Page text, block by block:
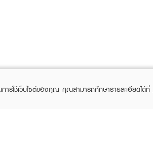
ารใช้เว็บไซต์ของคุณ คุณสามารถศึกษารายละเอียดได้ที่